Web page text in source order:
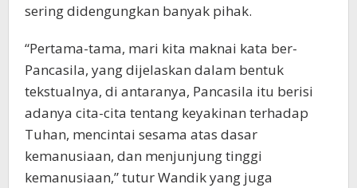
sering didengungkan banyak pihak.
“Pertama-tama, mari kita maknai kata ber-
Pancasila, yang dijelaskan dalam bentuk
tekstualnya, di antaranya, Pancasila itu berisi
adanya cita-cita tentang keyakinan terhadap
Tuhan, mencintai sesama atas dasar
kemanusiaan, dan menjunjung tinggi
kemanusiaan,” tutur Wandik yang juga